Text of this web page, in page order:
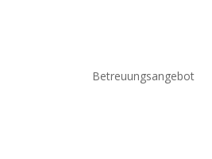
Betreuungsangebot